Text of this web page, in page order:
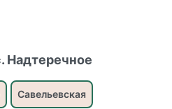
Надтеречное
Савельевская